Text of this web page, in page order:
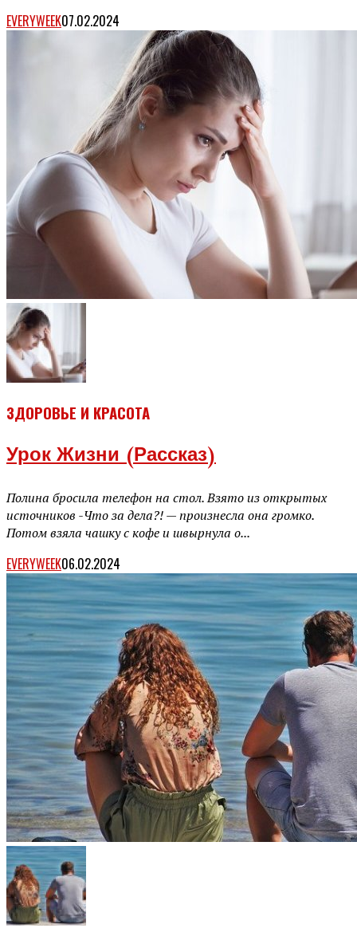
EVERYWEEK07.02.2024
ЗДОРОВЬЕ И КРАСОТА
Урок Жизни (рассказ)
Полина бросила телефон на стол. Взято из открытых
источников -Что за дела?! — произнесла она громко.
Потом взяла чашку с кофе и швырнула о...
EVERYWEEK06.02.2024